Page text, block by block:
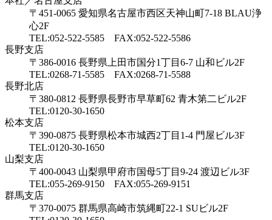
〒451-0065 愛知県名古屋市西区天神山町7-18 BLAU浄
心2F
TEL:052-522-5585 FAX:052-522-5586
長野支店
〒386-0016 長野県上田市国分1丁目6-7 山和ビル2F
TEL:0268-71-5585 FAX:0268-71-5588
長野北店
〒380-0812 長野県長野市早草町62 青木第二ビル2F
TEL:0120-30-1650
松本支店
〒390-0875 長野県松本市城西2丁目1-4 門屋ビル3F
TEL:0120-30-1650
山梨支店
〒400-0043 山梨県甲府市国母5丁目9-24 渡辺ビル3F
TEL:055-269-9150 FAX:055-269-9151
群馬支店
〒370-0075 群馬県高崎市筑縄町22-1 SUビル2F